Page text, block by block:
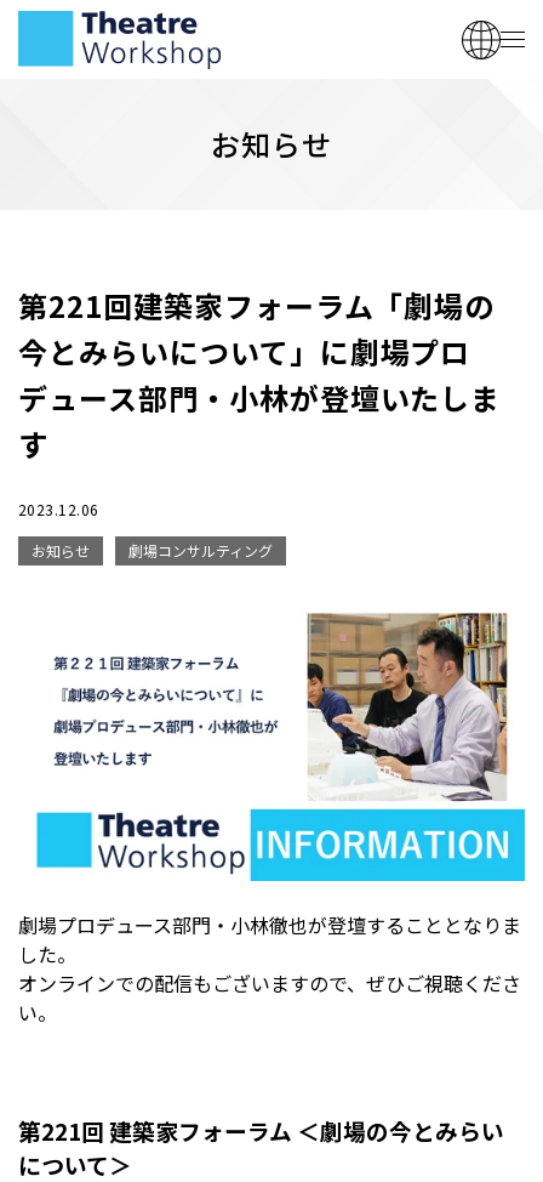
お知らせ
第221回建築家フォーラム「劇場の
今とみらいについて」に劇場プロ
デュース部門・小林が登壇いたしま
す
2023.12.06
お知らせ
劇場コンサルティング
劇場プロデュース部門・小林徹也が登壇することとなりま
した。
オンラインでの配信もございますので、ぜひご視聴くださ
い。
第221回 建築家フォーラム ＜劇場の今とみらい
について＞